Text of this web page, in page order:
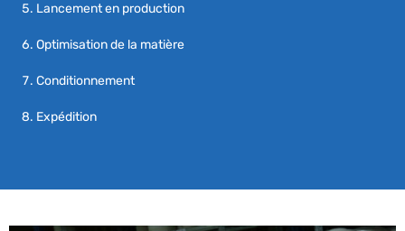
Lancement en production
Optimisation de la matière
Conditionnement
Expédition